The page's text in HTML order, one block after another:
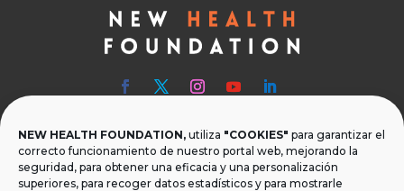
NEW HEALTH FOUNDATION, utiliza "COOKIES" para garantizar el
correcto funcionamiento de nuestro portal web, mejorando la
seguridad, para obtener una eficacia y una personalización
superiores, para recoger datos estadísticos y para mostrarle
 Teléfono
T.+34 954 219 597